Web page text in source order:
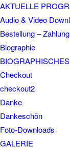
AKTUELLE
Audio & Video
Bestellung –
Biographie
BIOGRAPHISCHES
Checkout
checkout2
Danke
Dankeschön
Foto-Downloads
GALERIE